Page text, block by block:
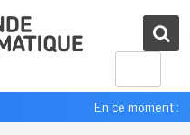
En ce moment :